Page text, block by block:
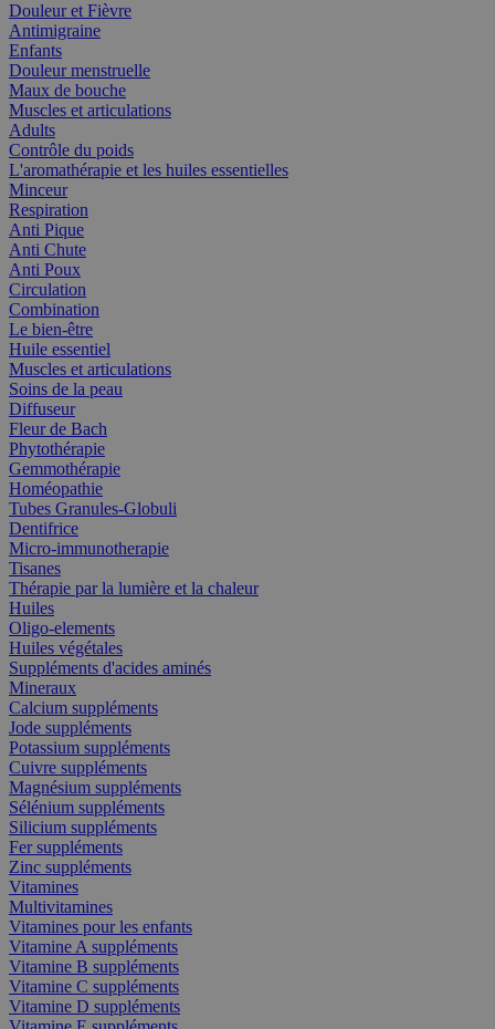
Douleur et Fièvre
Antimigraine
Enfants
Douleur menstruelle
Maux de bouche
Muscles et articulations
Adults
Contrôle du poids
L'aromathérapie et les huiles essentielles
Minceur
Respiration
Anti Pique
Anti Chute
Anti Poux
Circulation
Combination
Le bien-être
Huile essentiel
Muscles et articulations
Soins de la peau
Diffuseur
Fleur de Bach
Phytothérapie
Gemmothérapie
Homéopathie
Tubes Granules-Globuli
Dentifrice
Micro-immunotherapie
Tisanes
Thérapie par la lumière et la chaleur
Huiles
Oligo-elements
Huiles végétales
Suppléments d'acides aminés
Mineraux
Calcium suppléments
Jode suppléments
Potassium suppléments
Cuivre suppléments
Magnésium suppléments
Sélénium suppléments
Silicium suppléments
Fer suppléments
Zinc suppléments
Vitamines
Multivitamines
Vitamines pour les enfants
Vitamine A suppléments
Vitamine B suppléments
Vitamine C suppléments
Vitamine D suppléments